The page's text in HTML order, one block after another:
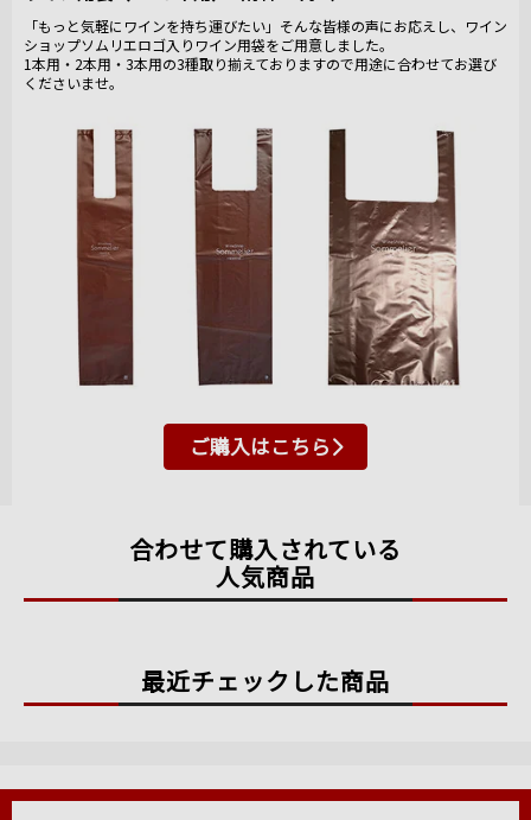
「もっと気軽にワインを持ち運びたい」そんな皆様の声にお応えし、ワイン
ショップソムリエロゴ入りワイン用袋をご用意しました。
1本用・2本用・3本用の3種取り揃えておりますので用途に合わせてお選び
くださいませ。
ご購入はこちら
合わせて購入されている
人気商品
最近チェックした商品